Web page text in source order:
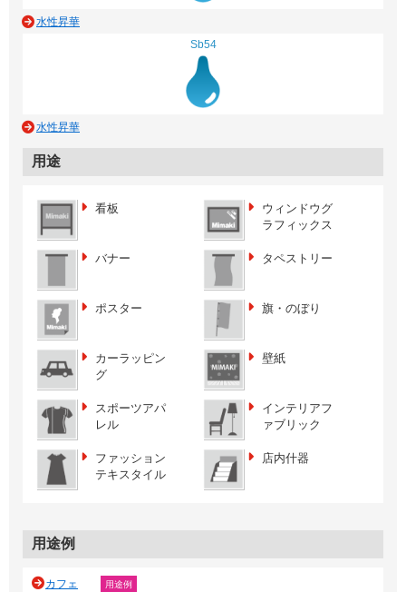
水性昇華
Sb54
水性昇華
用途
看板
ウィンドウグ
ラフィックス
バナー タペストリー
ポスター 旗・のぼり
カーラッピン
グ
壁紙
スポーツアパ
レル
インテリアフ
ァブリック
ファッション
テキスタイル
店内什器
用途例
カフェ 用途例